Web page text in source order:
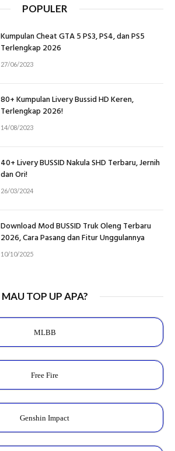
POPULER
Kumpulan Cheat GTA 5 PS3, PS4, dan PS5
Terlengkap 2026
27/06/2023
80+ Kumpulan Livery Bussid HD Keren,
Terlengkap 2026!
14/08/2023
40+ Livery BUSSID Nakula SHD Terbaru, Jernih
dan Ori!
26/03/2024
Download Mod BUSSID Truk Oleng Terbaru
2026, Cara Pasang dan Fitur Unggulannya
10/10/2025
MAU TOP UP APA?
MLBB
Free Fire
Genshin Impact